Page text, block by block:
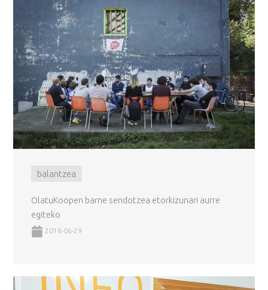
balantzea
OlatuKoopen barne sendotzea etorkizunari aurre
egiteko
2018-06-29